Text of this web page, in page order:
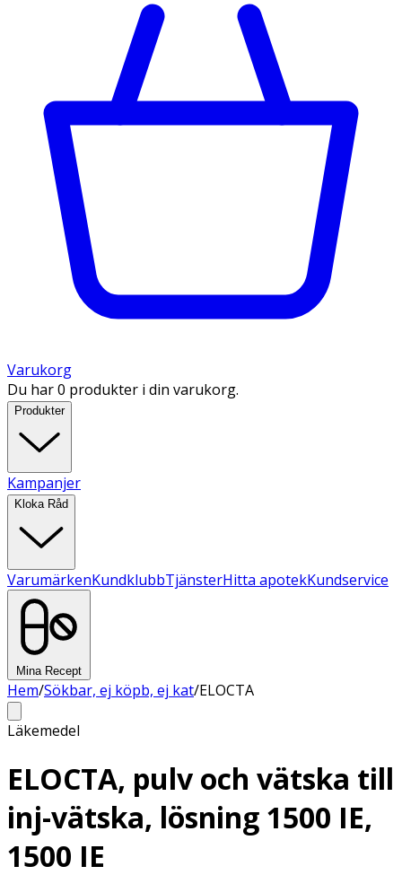
Varukorg
Du har 0 produkter i din varukorg.
Produkter
Kampanjer
Kloka Råd
VarumärkenKundklubbTjänsterHitta apotekKundservice
Mina Recept
Hem/Sökbar, ej köpb, ej kat/ELOCTA
Läkemedel
ELOCTA, pulv och vätska till
inj-vätska, lösning 1500 IE,
1500 IE